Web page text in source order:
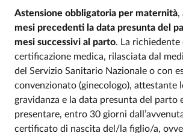
Astensione obbligatoria per maternità,
mesi precedenti la data presunta del
mesi successivi al parto. La richiedente
certificazione medica, rilasciata dal
del Servizio Sanitario Nazionale o con
convenzionato (ginecologo), attestante
gravidanza e la data presunta del parto
presentare, entro 30 giorni
certificato di nascita del/la figlio/a,